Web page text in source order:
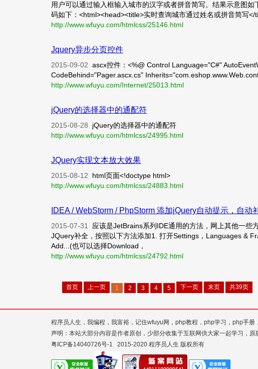
用户可以通过输入框输入城市的汉字或者拼音简写。结果示意图
码如下：<html><head><title>实时查询城市通过姓名或拼音简写</
http://www.wfuyu.com/htmlcss/25146.html
Jquery异步分页控件
2015-09-02 ascx控件：<%@ Control Language="C#"
CodeBehind="Pager.ascx.cs"
http://www.wfuyu.com/Internet/25013.html
jQuery的选择器中的通配符
2015-08-28 jQuery的选择器中的通配符
http://www.wfuyu.com/htmlcss/24995.html
JQuery实现文本放大效果
2015-08-12 html页面<!doctype html>
http://www.wfuyu.com/htmlcss/24883.html
IDEA / WebStorm / PhpStorm 添加jQuery自动提示，自动
2015-07-31 应该是JetBrains系列IDE通用的方法，网上其他一些
JQuery补全，按照以下方法添加1. 打开Settings，Languages &
Add...(也可以选择Download，
http://www.wfuyu.com/htmlcss/24792.html
首页 上一页 1 2 3 4 5 下一页 末页 共39页
程序员人生，我编程，我富裕，记住wfuyu网，php教程，php学习，php手册
声明：本站大部分内容是作者原创，少部分收集于互联网供大家一起学习，原
粤ICP备14040726号-1 2015-2020 程序员人生 版权所有